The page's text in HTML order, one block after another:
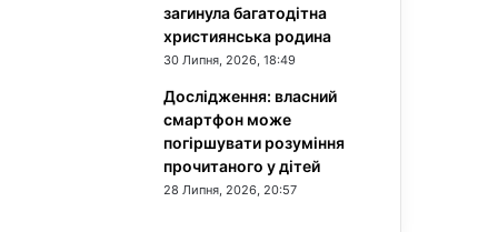
загинула багатодітна
християнська родина
30 Липня, 2026, 18:49
Дослідження: власний
смартфон може
погіршувати розуміння
прочитаного у дітей
28 Липня, 2026, 20:57